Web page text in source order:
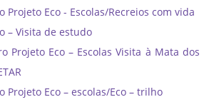
Projeto Eco - Escolas/Recreios com vida
– Visita de estudo
Projeto Eco – Escolas Visita à Mata dos
Projeto Eco – escolas/Eco – trilho